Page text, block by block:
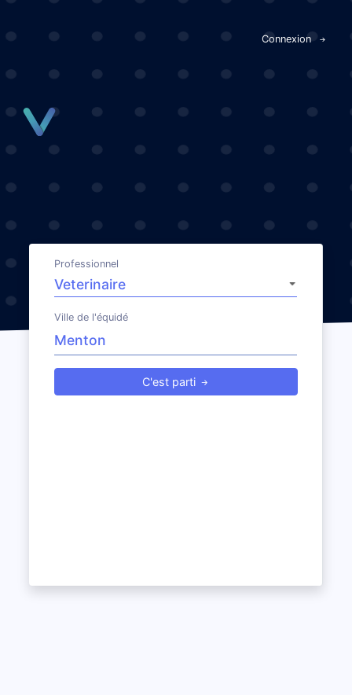
Connexion
Professionnel
Ville de l'équidé
C'est parti